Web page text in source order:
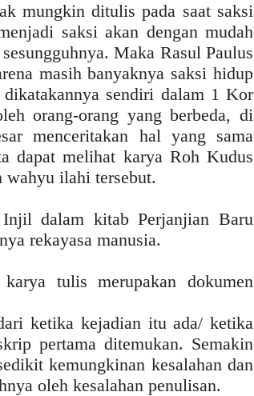
mungkin ditulis pada saat saksi
saksi akan dengan mudah
Maka Rasul Paulus
masih banyaknya saksi hidup
sendiri dalam 1 Kor
orang-orang yang berbeda, di
menceritakan hal yang sama
dapat melihat karya Roh Kudus
wahyu ilahi tersebut.
dalam kitab Perjanjian Baru
rekayasa manusia.
tulis merupakan dokumen
ketika kejadian itu ada/ ketika
pertama ditemukan. Semakin
kemungkinan kesalahan dan
oleh kesalahan penulisan.